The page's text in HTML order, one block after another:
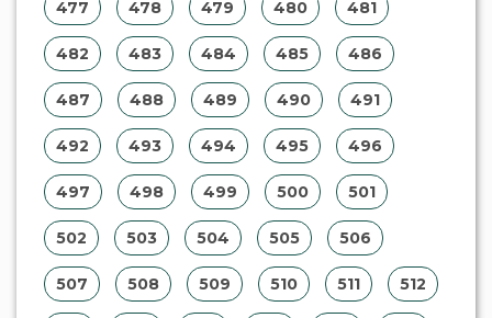
477 478 479 480 481
482 483 484 485 486
487 488 489 490 491
492 493 494 495 496
497 498 499 500 501
502 503 504 505 506
507 508 509 510 511 512